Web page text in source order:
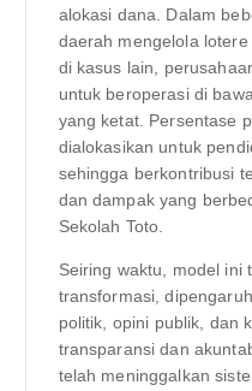
alokasi dana. Dalam
daerah mengelola
di kasus lain,
untuk beroperasi di
yang ketat. Persentase
dialokasikan untuk
sehingga berkontribusi
dan dampak yang
Sekolah Toto.
Seiring waktu, model ini
transformasi,
politik, opini publik, dan
transparansi dan
telah meninggalkan